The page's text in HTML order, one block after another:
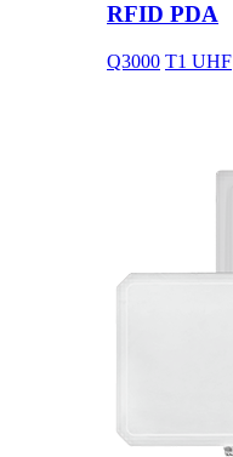
RFID PDA
Q3000 T1 UHF